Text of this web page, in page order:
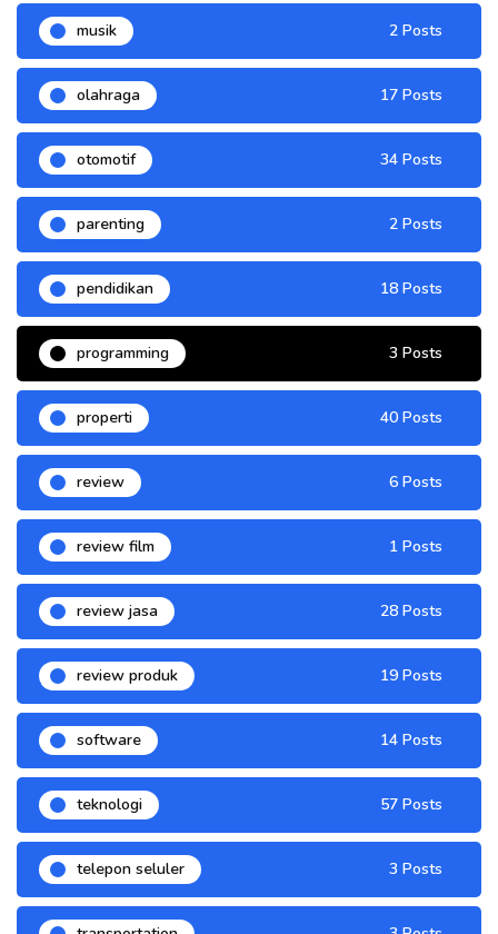
musik 2 Posts
olahraga 17 Posts
otomotif 34 Posts
parenting 2 Posts
pendidikan 18 Posts
programming 3 Posts
properti 40 Posts
review 6 Posts
review film 1 Posts
review jasa 28 Posts
review produk 19 Posts
software 14 Posts
teknologi 57 Posts
telepon seluler 3 Posts